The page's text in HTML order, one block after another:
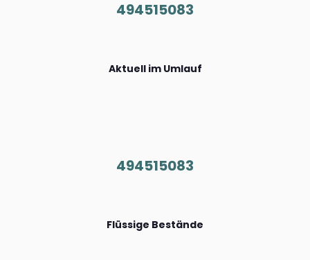
494515083
Aktuell im Umlauf
494515083
Flüssige Bestände